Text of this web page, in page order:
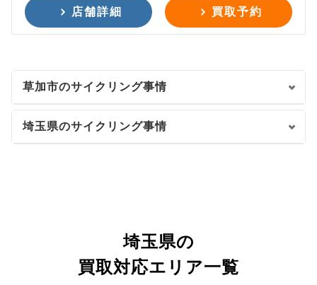
店舗詳細 買取予約
草加市のサイクリング事情
埼玉県のサイクリング事情
埼玉県の
買取対応エリア一覧